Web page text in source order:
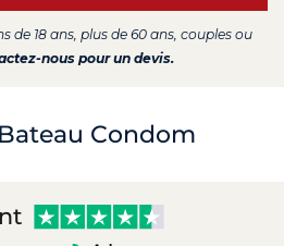
de 18 ans, plus de 60 ans, couples ou
nous pour un devis.
Condom